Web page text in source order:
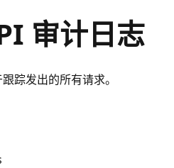
审计日志
踪发出的所有请求。